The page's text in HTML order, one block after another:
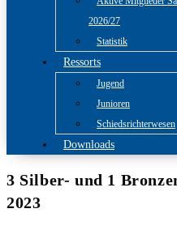
2026/27
Statistik
Ressorts
Jugend
Junioren
Schiedsrichterwesen
Downloads
3 Silber- und 1
2023